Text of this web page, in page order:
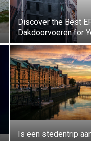
Discover the Best
Dakdoorvoeren for
Is een stedentrip